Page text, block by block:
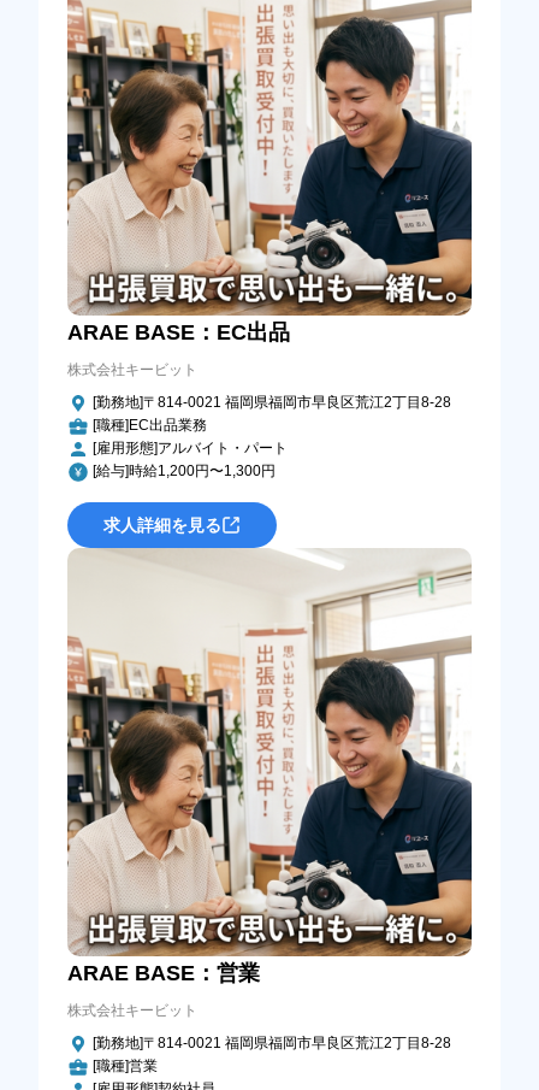
ARAE BASE：EC出品
株式会社キービット
[勤務地]〒814-0021 福岡県福岡市早良区荒江2丁目8-28
[職種]EC出品業務
[雇用形態]アルバイト・パート
[給与]時給1,200円〜1,300円
求人詳細を見る
ARAE BASE：営業
株式会社キービット
[勤務地]〒814-0021 福岡県福岡市早良区荒江2丁目8-28
[職種]営業